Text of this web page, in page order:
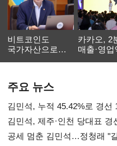
비트코인도
국가자산으로…'
카카오, 2
매출·영업
주요 뉴스
김민석, 누적 45.42%로 경
0.86%p(2보)
김민석, 제주·인천 당대표 경
공세 멈춘 김민석…정청래 "